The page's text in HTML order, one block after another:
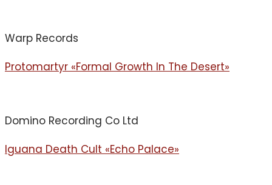
Warp Records
Protomartyr «Formal Growth In The Desert»
Domino Recording Co Ltd
Iguana Death Cult «Echo Palace»